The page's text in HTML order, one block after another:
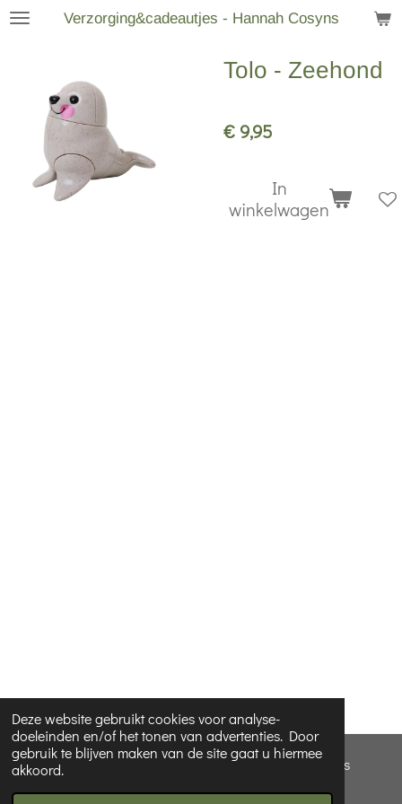
Deze website gebruikt cookies voor analyse-
doeleinden en/of het tonen van advertenties. Door
gebruik te blijven maken van de site gaat u hiermee
akkoord.
Ga
hoofdinhoud
Verzorging&cadeautjes - Hannah Cosyns
Tolo - Zeehond
€ 9,95
In
winkelwagen
© 2022 - 2026 Verzorging&cadeautjes - Hannah Cosyns
Powered byJouwWeb